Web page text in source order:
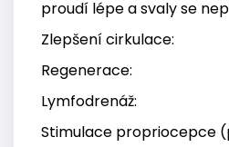
proudí lépe a svaly se
Zlepšení cirkulace:
Regenerace:
Lymfodrenáž:
Stimulace propriocepce